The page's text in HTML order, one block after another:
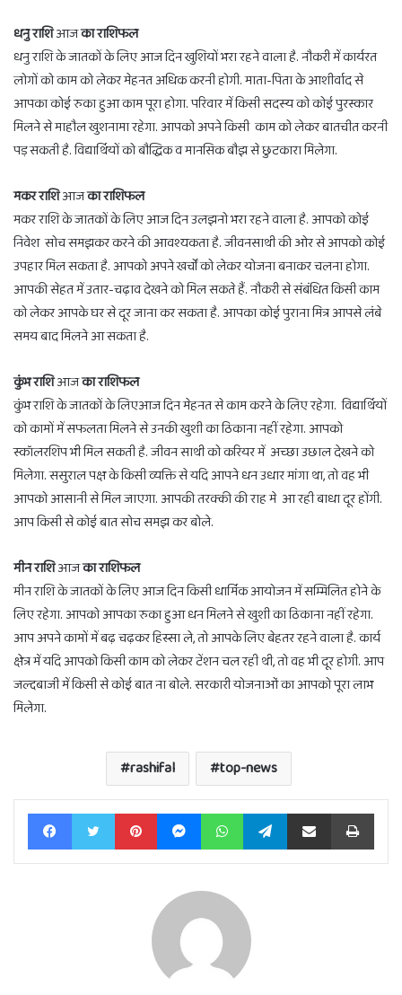
धनु राशिआजका राशिफल
धनु राशि के जातकों के लिए आज दिन खुशियों भरा रहने वाला है. नौकरी में कार्यरत
लोगों को काम को लेकर मेहनत अधिक करनी होगी. माता-पिता के आशीर्वाद से
आपका कोई रुका हुआ काम पूरा होगा. परिवार में किसी सदस्य को कोई पुरस्कार
मिलने से माहौल खुशनामा रहेगा. आपको अपने किसी काम को लेकर बातचीत करनी
पड़ सकती है. विद्यार्थियों को बौद्धिक व मानसिक बौझ से छुटकारा मिलेगा.
मकर राशिआजका राशिफल
मकर राशि के जातकों के लिए आज दिन उलझनो भरा रहने वाला है. आपको कोई
निवेश सोच समझकर करने की आवश्यकता है. जीवनसाथी की ओर से आपको कोई
उपहार मिल सकता है. आपको अपने खर्चों को लेकर योजना बनाकर चलना होगा.
आपकी सेहत में उतार-चढ़ाव देखने को मिल सकते हैं. नौकरी से संबंधित किसी काम
को लेकर आपके घर से दूर जाना कर सकता है. आपका कोई पुराना मित्र आपसे लंबे
समय बाद मिलने आ सकता है.
कुंभ राशिआजका राशिफल
कुंभ राशि के जातकों के लिएआज दिन मेहनत से काम करने के लिए रहेगा. विद्यार्थियों
को कामों में सफलता मिलने से उनकी खुशी का ठिकाना नहीं रहेगा. आपको
स्कॉलरशिप भी मिल सकती है. जीवन साथी को करियर में अच्छा उछाल देखने को
मिलेगा. ससुराल पक्ष के किसी व्यक्ति से यदि आपने धन उधार मांगा था, तो वह भी
आपको आसानी से मिल जाएगा. आपकी तरक्की की राह मे आ रही बाधा दूर होंगी.
आप किसी से कोई बात सोच समझ कर बोले.
मीन राशिआजका राशिफल
मीन राशि के जातकों के लिए आज दिन किसी धार्मिक आयोजन में सम्मिलित होने के
लिए रहेगा. आपको आपका रुका हुआ धन मिलने से खुशी का ठिकाना नहीं रहेगा.
आप अपने कामों में बढ़ चढ़कर हिस्सा ले, तो आपके लिए बेहतर रहने वाला है. कार्य
क्षेत्र में यदि आपको किसी काम को लेकर टेंशन चल रही थी, तो वह भी दूर होगी. आप
जल्दबाजी में किसी से कोई बात ना बोले. सरकारी योजनाओं का आपको पूरा लाभ
मिलेगा.
rashifal top-news
FacebookTwitter PinterestMessengerWhatsAppTelegramShare via Email Print